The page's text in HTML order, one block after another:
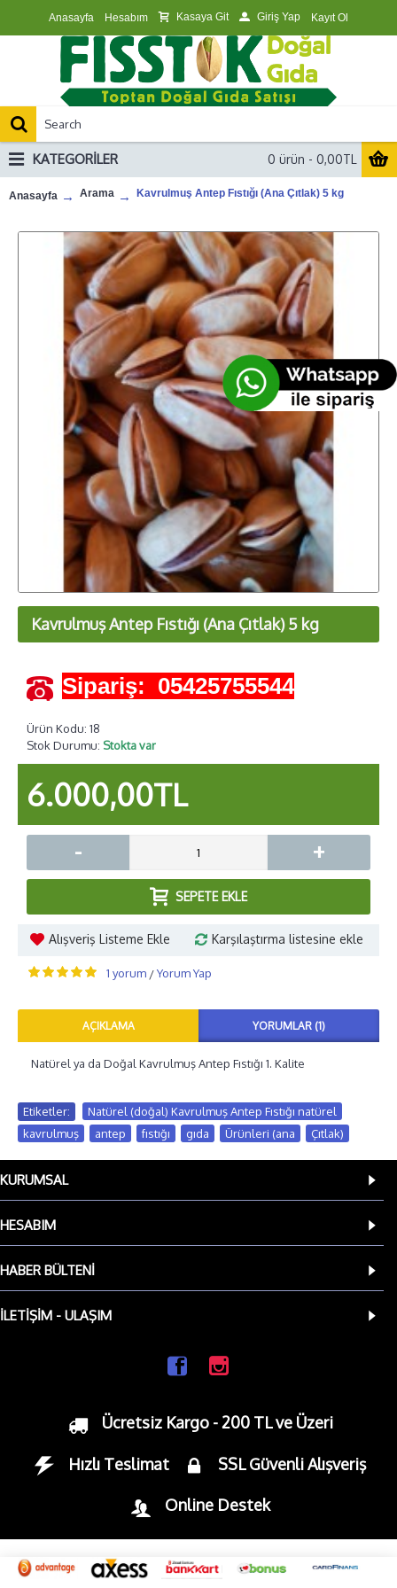
Anasayfa Hesabım Kasaya Git Giriş Yap Kayıt Ol
0 ürün - 0,00TL
KATEGORILER
Anasayfa Arama Kavrulmuş Antep Fıstığı (Ana Çıtlak) 5 kg
Kavrulmuş Antep Fıstığı (Ana Çıtlak) 5 kg
Sipariş: 05425755544
Ürün Kodu: 18
Stok Durumu: Stokta var
6.000,00TL
- +
SEPETE EKLE
Alışveriş Listeme Ekle Karşılaştırma listesine ekle
1 yorum /Yorum Yap
AÇIKLAMA YORUMLAR (1)
Natürel ya da Doğal Kavrulmuş Antep Fıstığı 1. Kalite
Etiketler: Natürel (doğal) Kavrulmuş Antep Fıstığı natürel
kavrulmuş
antep fıstığı gıda Ürünleri (ana Çıtlak)
KURUMSAL
HESABIM
HABER BÜLTENI
İLETIŞIM - ULAŞIM
Ücretsiz Kargo - 200 TL ve Üzeri
Hızlı Teslimat SSL Güvenli Alışveriş
Online Destek